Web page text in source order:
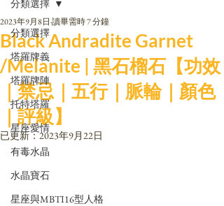
分類選擇
塔羅牌義
塔羅牌陣
托特塔羅
星座愛情
有毒水晶
水晶寶石
星座與MBTI16型人格
分類選擇
Black Andradite Garnet
/Melanite | 黑石榴石【功效
｜禁忌｜五行｜脈輪｜顏色
｜評級】
2023年9月8日 讀畢需時 7 分鐘
已更新：2023年9月22日